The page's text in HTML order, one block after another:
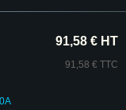
91,58 € HT
91,58 € TTC